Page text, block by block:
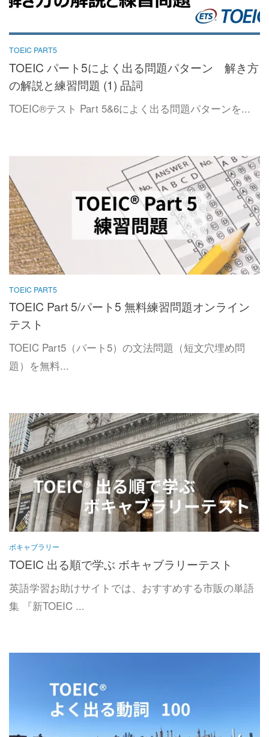
TOEIC PART5
TOEIC パート5によく出る問題パターン 解き方
の解説と練習問題 (1) 品詞
TOEIC®テスト Part 5&6によく出る問題パターンを...
TOEIC PART5
TOEIC Part 5/パート5 無料練習問題オンライン
テスト
TOEIC Part5（パート5）の文法問題（短文穴埋め問
題）を無料...
ボキャブラリー
TOEIC 出る順で学ぶ ボキャブラリーテスト
英語学習お助けサイトでは、おすすめする市販の単語
集 『新TOEIC ...